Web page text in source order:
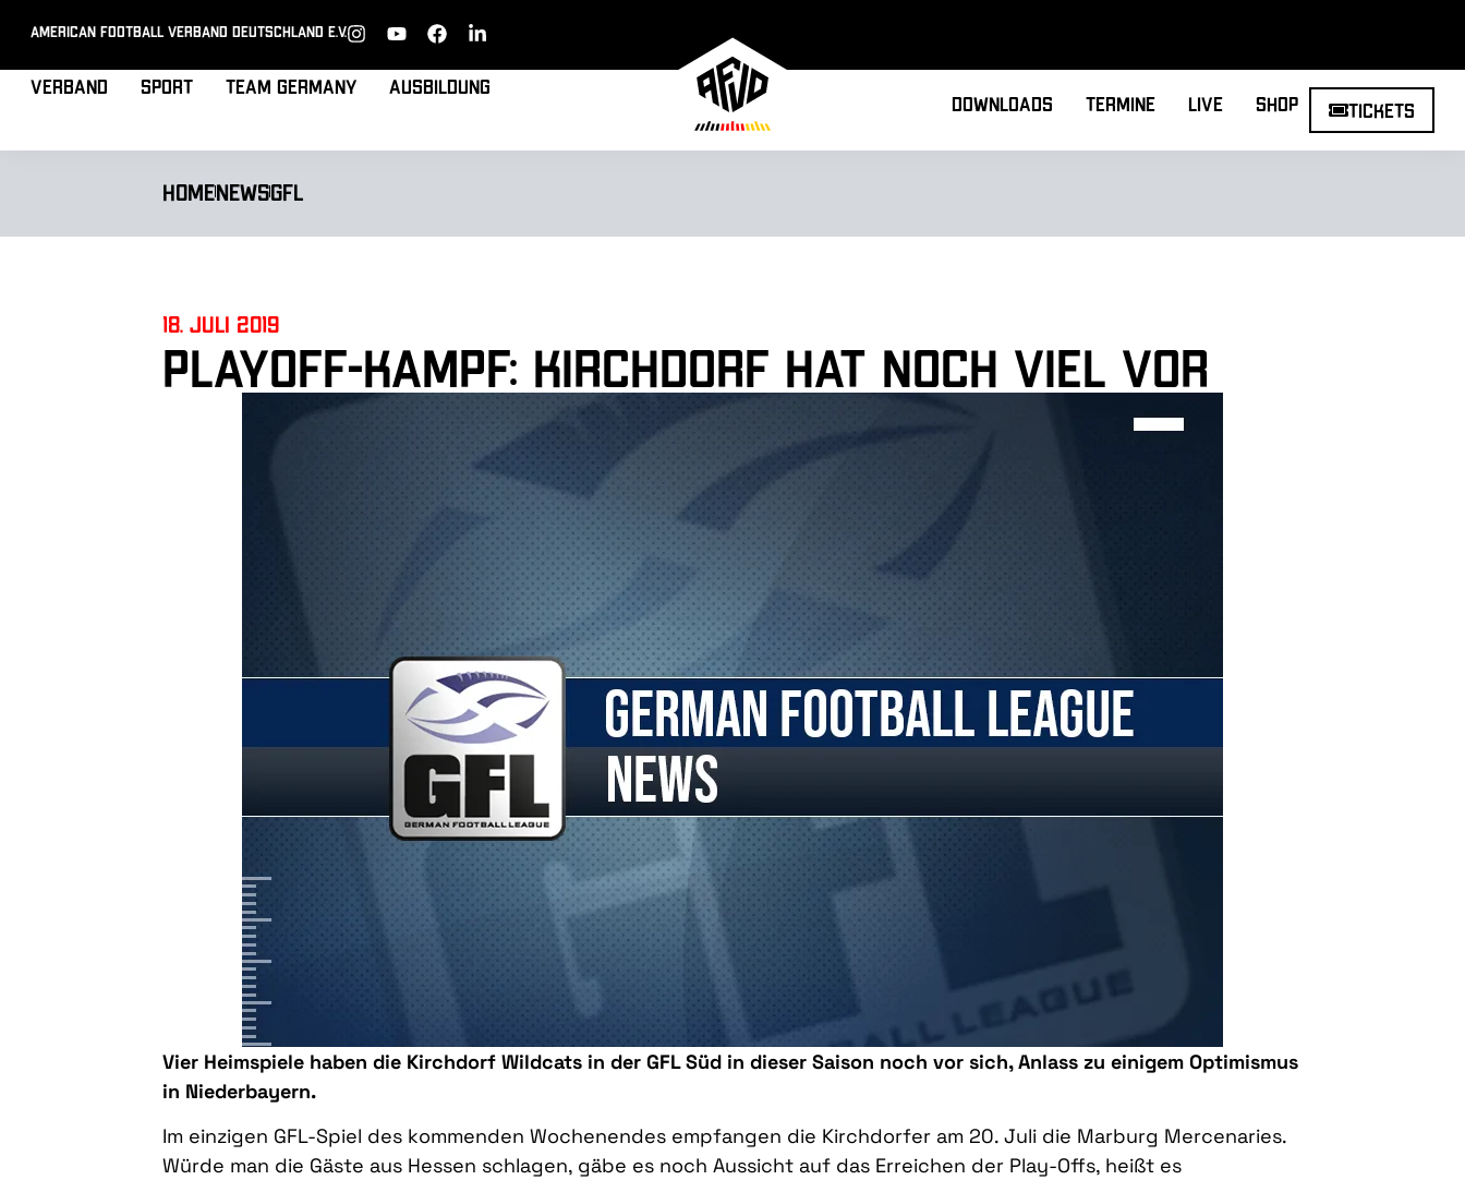
American Football Verband Deutschland e.V.
Verband Sport Team Germany Ausbildung
Downloads Termine Live Shop Tickets
HomeNewsGFL
18. Juli 2019
Playoff-Kampf: Kirchdorf hat noch viel vor
Vier Heimspiele haben die Kirchdorf Wildcats in der GFL Süd in dieser Saison noch vor sich, Anlass zu einigem Optimismus
in Niederbayern.
Im einzigen GFL-Spiel des kommenden Wochenendes empfangen die Kirchdorfer am 20. Juli die Marburg Mercenaries.
Würde man die Gäste aus Hessen schlagen, gäbe es noch Aussicht auf das Erreichen der Play-Offs, heißt es